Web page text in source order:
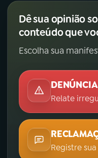
Dê sua opinião
conteúdo que
Escolha sua
DENÚNCIA
Relate
Registre